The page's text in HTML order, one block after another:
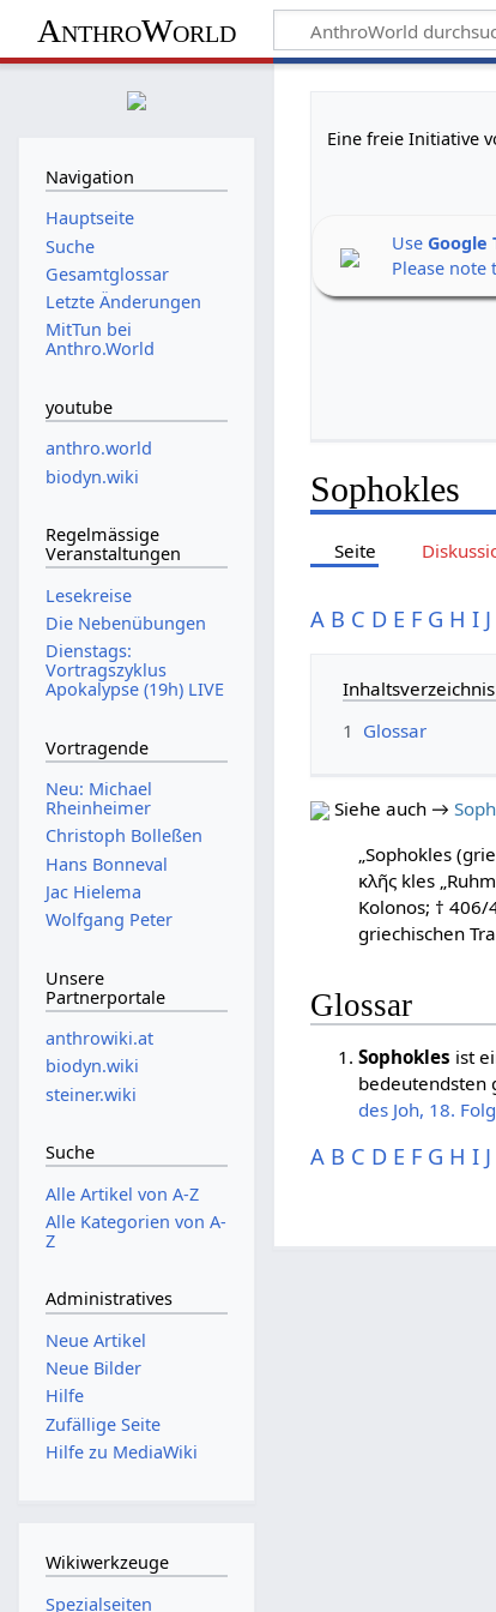
AnthroWorld
Eine freie Initiative
UseGoogle
Please
Sophokles
Seite
A B C D E F G H I J
Inhaltsverzeichnis
1 Glossar
Siehe auch →
„Sophokles
κλῆς kles
Kolonos; †
griechischen
Glossar
Sophokles ist
bedeutendsten
des Joh, 18.
A B C D E F G H I J
Navigation
Hauptseite
Suche
Gesamtglossar
Letzte Änderungen
MitTun bei
Anthro.World
youtube
anthro.world
biodyn.wiki
Regelmässige
Veranstaltungen
Lesekreise
Die Nebenübungen
Dienstags:
Vortragszyklus
Apokalypse (19h) LIVE
Vortragende
Neu: Michael
Rheinheimer
Christoph Bolleßen
Hans Bonneval
Jac Hielema
Wolfgang Peter
Unsere
Partnerportale
anthrowiki.at
biodyn.wiki
steiner.wiki
Suche
Alle Artikel von A-Z
Alle Kategorien von A-
Z
Administratives
Neue Artikel
Neue Bilder
Hilfe
Zufällige Seite
Hilfe zu MediaWiki
Wikiwerkzeuge
Spezialseiten